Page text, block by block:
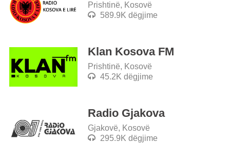
Prishtinë, Kosovë
589.9K dëgjime
Klan Kosova FM
Prishtinë, Kosovë
45.2K dëgjime
Radio Gjakova
Gjakovë, Kosovë
295.9K dëgjime